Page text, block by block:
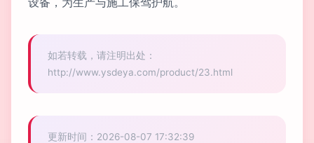
如若转载，请注明出处：
http://www.ysdeya.com/product/23.html
更新时间：2026-08-07 17:32:39